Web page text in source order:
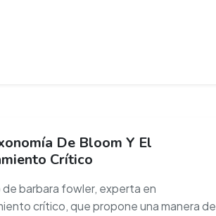
De Bloom Y El
Crítico
barbara fowler, experta en
crítico, que propone una manera de